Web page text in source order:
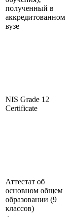
полученный в
аккредитованном
вузе
NIS Grade 12
Certificate
Аттестат об
основном общем
образовании (9
классов)